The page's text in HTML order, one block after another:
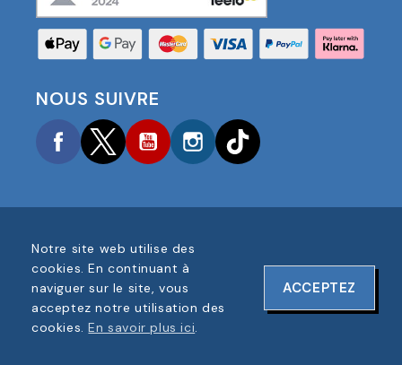
NOUS SUIVRE
FacebookTwitterYouTubeInstagram
COPYRIGHT © 2025 FOOTBALL AMERICA UK TOUS
DROITS RÉSERVÉS
NUMÉRO D'ENREGISTREMENT DE L'ENTREPRISE :
06354287
CONCEPTION DU SITE WEB PAR
Notre site web utilise des
cookies. En continuant à
naviguer sur le site, vous
acceptez notre utilisation des
cookies.En savoir plus ici.
ACCEPTEZ